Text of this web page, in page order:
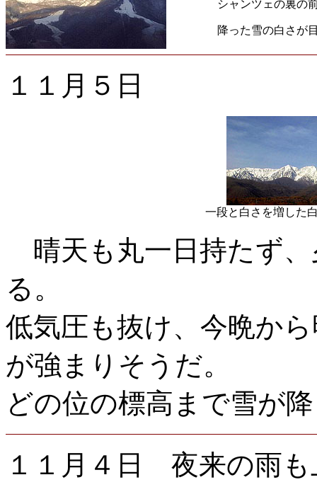
シャンツェの裏の
降った雪の白さが
１１月５日
一段と白さを増し
晴天も丸一日持たず
る。
低気圧も抜け、今晩か
が強まりそうだ。
どの位の標高まで雪が
１１月４日 夜来の雨